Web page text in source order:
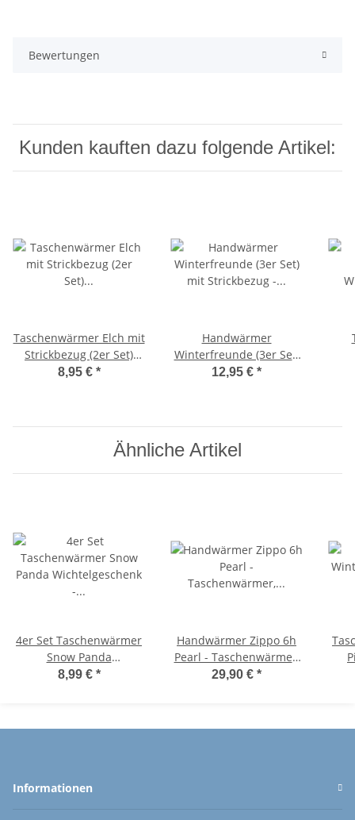
Bewertungen
Kunden kauften dazu folgende Artikel:
Taschenwärmer Elch mit
Strickbezug (2er Set)
blau/rot - Handwärmer
8,95 € *
Handwärmer
Winterfreunde (3er Set)
mit Strickbezug -
12,95 € *
Ähnliche Artikel
4er Set Taschenwärmer
Snow Panda
Wichtelgeschenk -
8,99 € *
Handwärmer Zippo 6h
Pearl - Taschenwärmer,
Taschenheizkissen,
29,90 € *
Informationen